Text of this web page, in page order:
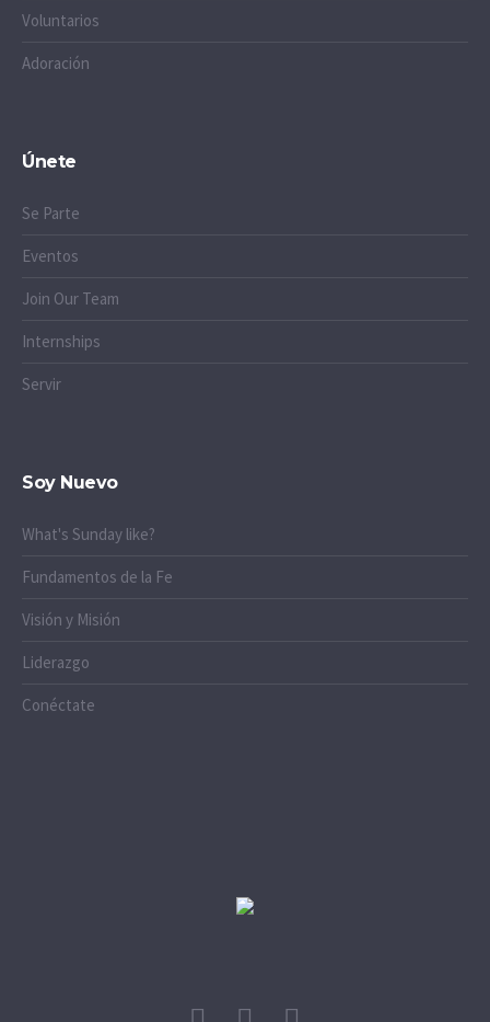
Voluntarios
Adoración
Únete
Se Parte
Eventos
Join Our Team
Internships
Servir
Soy Nuevo
What's Sunday like?
Fundamentos de la Fe
Visión y Misión
Liderazgo
Conéctate